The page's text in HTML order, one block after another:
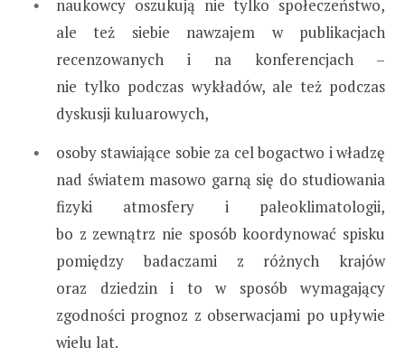
naukowcy oszukują nie tylko społeczeństwo,
ale też siebie nawzajem w publikacjach
recenzowanych i na konferencjach –
nie tylko podczas wykładów, ale też podczas
dyskusji kuluarowych,
osoby stawiające sobie za cel bogactwo i władzę
nad światem masowo garną się do studiowania
fizyki atmosfery i paleoklimatologii,
bo z zewnątrz nie sposób koordynować spisku
pomiędzy badaczami z różnych krajów
oraz dziedzin i to w sposób wymagający
zgodności prognoz z obserwacjami po upływie
wielu lat.